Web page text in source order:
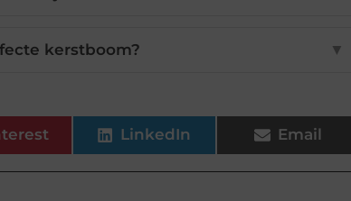
kerstboom? ▼
LinkedIn Email